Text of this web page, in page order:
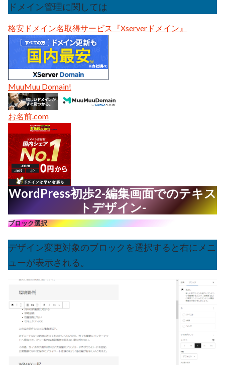
ドメイン管理に関しては
格安ドメイン名取得サービス『Xserverドメイン』
MuuMuu Domain!
お名前.com
WordPress初歩2-編集画面でのテキス
トデザイン-
ブロック選択
デザイン変更対象のブロックを選択すると右にメニ
ューが表示される。